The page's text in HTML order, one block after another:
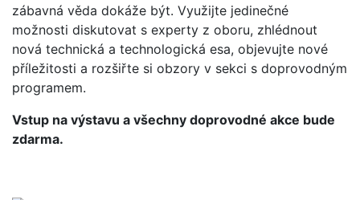
zábavná věda dokáže být. Využijte jedinečné
možnosti diskutovat s experty z oboru, zhlédnout
nová technická a technologická esa, objevujte nové
příležitosti a rozšiřte si obzory v sekci s doprovodným
programem.
Vstup na výstavu a všechny doprovodné akce bude
zdarma.